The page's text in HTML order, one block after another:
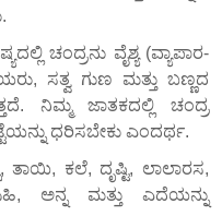
ಚಂದ್ರನು ವೈಶ್ಯ (ವ್ಯಾಪಾರ-
ಸತ್ವ ಗುಣ ಮತ್ತು ಬಣ್ಣದ
ನಿಮ್ಮ ಜಾತಕದಲ್ಲಿ ಚಂದ್ರ
ಧರಿಸಬೇಕು ಎಂದರ್ಥ.
ತಾಯಿ, ಕಲೆ, ದೃಷ್ಟಿ, ಲಾಲಾರಸ,
ಅನ್ನ ಮತ್ತು ಎದೆಯನ್ನು